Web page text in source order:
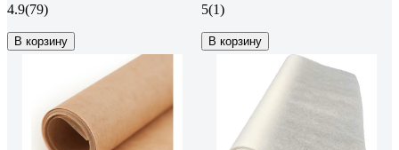
4.9(79)
В корзину
5(1)
В корзину